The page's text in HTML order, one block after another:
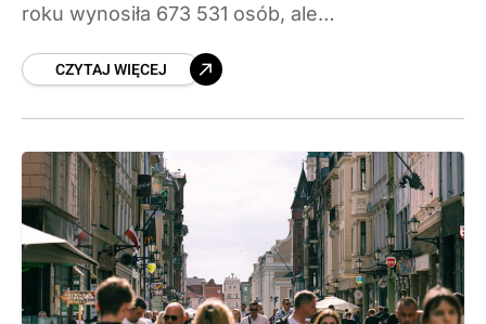
roku wynosiła 673 531 osób, ale
mówią o 787 726 osobach realnie
CZYTAJ WIĘCEJ